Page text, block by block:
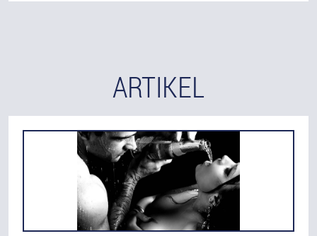
ARTIKEL